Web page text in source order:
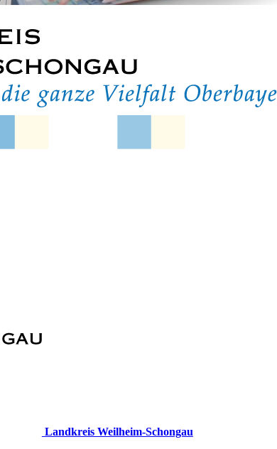
Landkreis Weilheim-Schongau